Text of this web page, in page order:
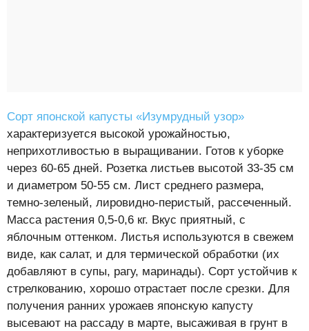
Сорт японской капусты «Изумрудный узор»
характеризуется высокой урожайностью,
неприхотливостью в выращивании. Готов к уборке
через 60-65 дней. Розетка листьев высотой 33-35 см
и диаметром 50-55 см. Лист среднего размера,
темно-зеленый, лировидно-перистый, рассеченный.
Масса растения 0,5-0,6 кг. Вкус приятный, с
яблочным оттенком. Листья используются в свежем
виде, как салат, и для термической обработки (их
добавляют в супы, рагу, маринады). Сорт устойчив к
стрелкованию, хорошо отрастает после срезки. Для
получения ранних урожаев японскую капусту
высевают на рассаду в марте, высаживая в грунт в